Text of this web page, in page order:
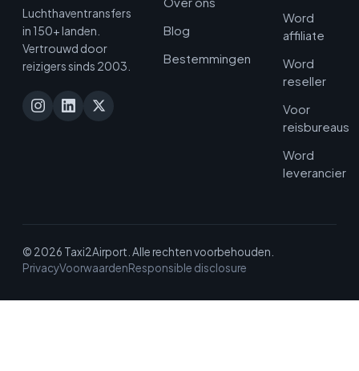
Luchthaventransfers
in 150+ landen.
Vertrouwd door
reizigers sinds 2003.
Blog
Bestemmingen
Word
affiliate
Word
reseller
Voor
reisbureaus
Word
leverancier
© 2026 Taxi2Airport. Alle rechten voorbehouden.
PrivacyVoorwaardenResponsible disclosure